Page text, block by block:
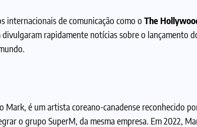
internacionais de comunicação como o The
rapidamente notícias sobre o lançamento
Mark, é um artista coreano-canadense reconhecido
o grupo SuperM, da mesma empresa. Em 2022,